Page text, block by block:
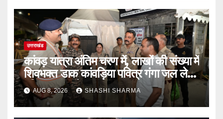
उत्तराखंड
कांवड़ यात्रा अंतिम चरण में, लाखों की संख्या में
शिवभक्त डाक कांवड़िया पवित्र गंगा जल लेने
हरिद्वार पहुंच रहे
AUG 8, 2026 SHASHI SHARMA